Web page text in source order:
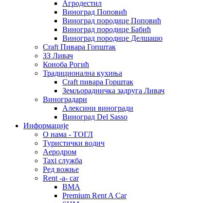
Агродестил
Виноград Поповић
Виноград породице Поповић
Виноград породице Бабић
Виноград породице Делшашо
Craft Пивара Гопштак
ЗЗ Ливач
Коноба Рогић
Традиционална кухиња
Craft пивара Горштак
Земљорадничка задруга Ливач
Виноградари
Алексини виногради
Виноград Del Sasso
Информације
О нама - ТОГЛ
Туристички водич
Аеродром
Taxi служба
Ред вожње
Rent -a- car
BMA
Premium Rent A Car